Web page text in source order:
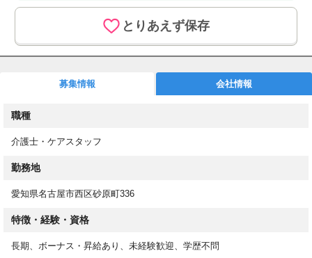
■LINEでの転職相談も行っております。
グループホームでのお仕事です
認知症についても初級・中級・上級へと進みながら少しでも高い
知識・技術を持って ご利用者様へのよりよい支援を行えるよう
充実！
認知症対応型共同生活介護において介護業務全般
い（掃除や洗濯などの生活援助など）が中心です。現場で活躍す
事の指定する訪問介護員養成所で福祉サービスの基本視点と制
講）する必要があります。
とりあえず保存
募集情報 会社情報
職種
介護士・ケアスタッフ
勤務地
愛知県名古屋市西区砂原町336
特徴・経験・資格
長期、ボーナス・昇給あり、未経験歓迎、学歴不問